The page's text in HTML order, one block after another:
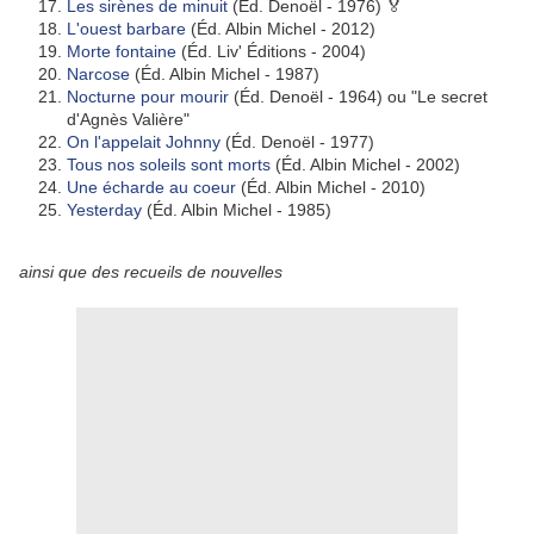
Les sirènes de minuit (Éd. Denoël - 1976) 🏅
L'ouest barbare (Éd. Albin Michel - 2012)
Morte fontaine (Éd. Liv' Éditions - 2004)
Narcose (Éd. Albin Michel - 1987)
Nocturne pour mourir (Éd. Denoël - 1964) ou "Le secret
d'Agnès Valière"
On l'appelait Johnny (Éd. Denoël - 1977)
Tous nos soleils sont morts (Éd. Albin Michel - 2002)
Une écharde au coeur (Éd. Albin Michel - 2010)
Yesterday (Éd. Albin Michel - 1985)
ainsi que des recueils de nouvelles